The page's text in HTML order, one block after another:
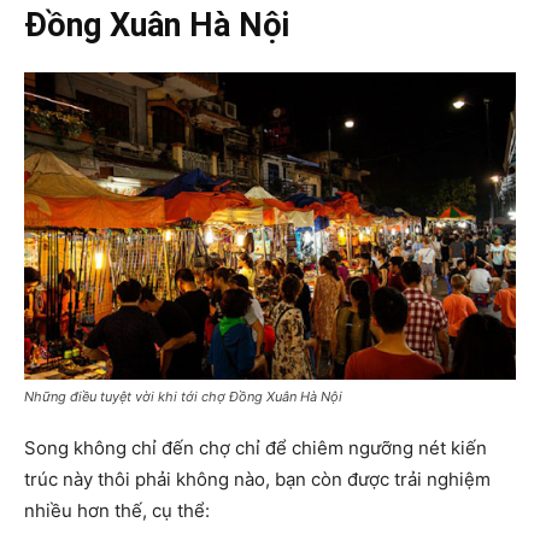
Đồng Xuân Hà Nội
Những điều tuyệt vời khi tới chợ Đồng Xuân Hà Nội
Song không chỉ đến chợ chỉ để chiêm ngưỡng nét kiến
trúc này thôi phải không nào, bạn còn được trải nghiệm
nhiều hơn thế, cụ thể: